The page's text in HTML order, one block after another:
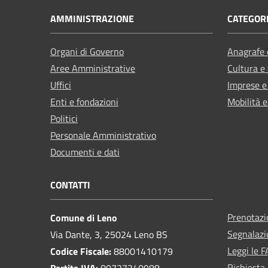
AMMINISTRAZIONE
Organi di Governo
Aree Amministrative
Uffici
Enti e fondazioni
Politici
Personale Amministrativo
Documenti e dati
Cultura
Imprese
Mobilità
CONTATTI
Comune di Leno
Via Dante, 3, 25024 Leno BS
Codice Fiscale:88001410179
Leggi le